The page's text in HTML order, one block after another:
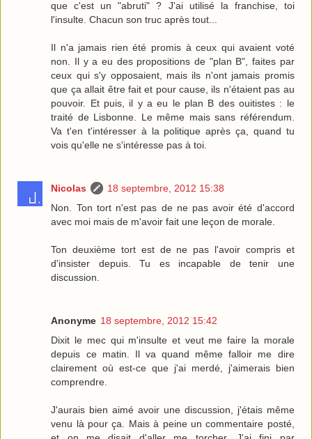
que c'est un "abruti" ? J'ai utilisé la franchise, toi
l'insulte. Chacun son truc après tout...
Il n'a jamais rien été promis à ceux qui avaient voté
non. Il y a eu des propositions de "plan B", faites par
ceux qui s'y opposaient, mais ils n'ont jamais promis
que ça allait être fait et pour cause, ils n'étaient pas au
pouvoir. Et puis, il y a eu le plan B des ouitistes : le
traité de Lisbonne. Le même mais sans référendum.
Va t'en t'intéresser à la politique après ça, quand tu
vois qu'elle ne s'intéresse pas à toi.
Nicolas
18 septembre, 2012 15:38
Non. Ton tort n'est pas de ne pas avoir été d'accord
avec moi mais de m'avoir fait une leçon de morale.
Ton deuxième tort est de ne pas l'avoir compris et
d'insister depuis. Tu es incapable de tenir une
discussion.
Anonyme 18 septembre, 2012 15:42
Dixit le mec qui m'insulte et veut me faire la morale
depuis ce matin. Il va quand même falloir me dire
clairement où est-ce que j'ai merdé, j'aimerais bien
comprendre.
J'aurais bien aimé avoir une discussion, j'étais même
venu là pour ça. Mais à peine un commentaire posté,